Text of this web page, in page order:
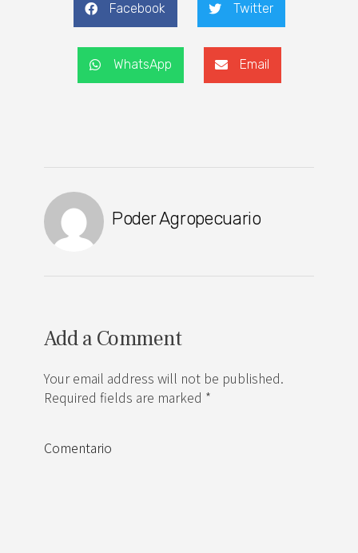
Facebook Twitter
WhatsApp Email
Poder Agropecuario
Add a Comment
Your email address will not be published.
Required fields are marked *
Comentario